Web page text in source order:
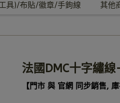
具)/布貼/徽章/手鉤線 其他
法國DMC十字繡
【門市 與 官網 同步銷售,